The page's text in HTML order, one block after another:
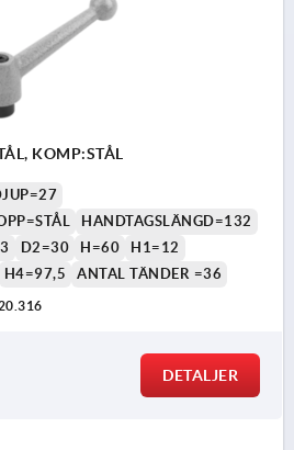
KOMP:STÅL
HANDTAGSLÄNGD=132
D2=30 H=60
H1=12
H4=97,5 ANTAL TÄNDER =36
DETALJER